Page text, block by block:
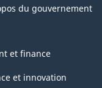
du gouvernement
et finance
et innovation